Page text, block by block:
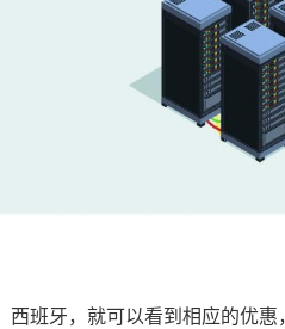
西班牙，就可以看到相应的优